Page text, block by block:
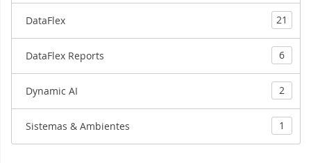
DataFlex 21
DataFlex Reports 6
Dynamic AI 2
Sistemas & Ambientes 1
disponível para teste final!
Novo lançamento: DataFlex DataPump
DataFlex 2023 Beta 2 disponível para